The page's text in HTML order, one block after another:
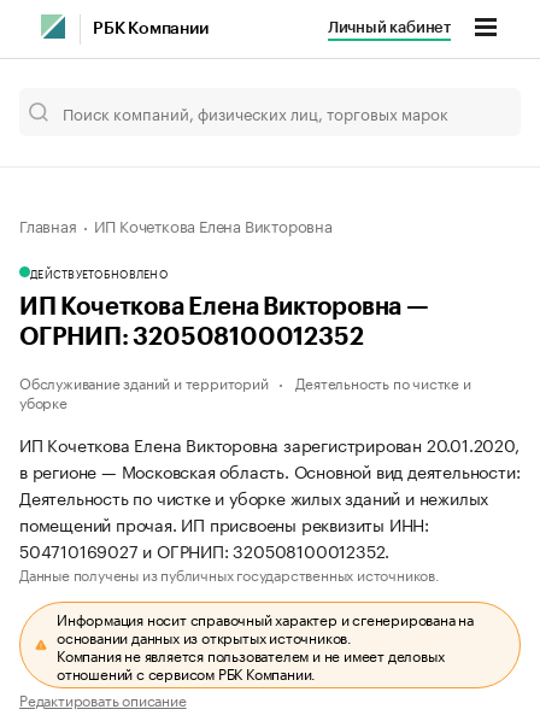
РБК Компании Личный кабинет
Главная ИП Кочеткова Елена Викторовна
ДЕЙСТВУЕТОБНОВЛЕНО
ИП Кочеткова Елена Викторовна —
ОГРНИП: 320508100012352
Обслуживание зданий и территорий
Деятельность по чистке и
уборке
ИП Кочеткова Елена Викторовна зарегистрирован 20.01.2020,
в регионе — Московская область. Основной вид деятельности:
Деятельность по чистке и уборке жилых зданий и нежилых
помещений прочая. ИП присвоены реквизиты ИНН:
504710169027 и ОГРНИП: 320508100012352.
Данные получены из публичных государственных источников.
Информация носит справочный характер и сгенерирована на
основании данных из открытых источников.
Компания не является пользователем и не имеет деловых
отношений с сервисом РБК Компании.
Редактировать описание